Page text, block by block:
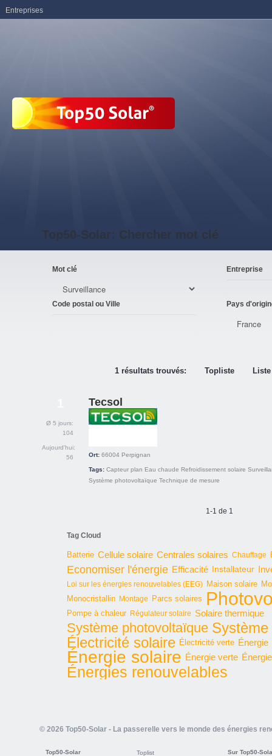
Top50-Solar: Chercher mot clé
Mot clé Entreprise
Code postal ou Ville Pays
1 résultats trouvés: Topliste
Ø 5 jours:
104
Aujourd'hui:
56
Tecsol
Ort: 66004 Perpignan
Tags: Capteur plan Eau chaude Refroidissement solaire
Système photovoltaïque Technique de mesure
1-1 de 1
Tag Cloud
Batterie Cellule solaire Centrales solaires Chauffage
Economiser l'énergie Efficacité Installateur
Loi sur les énergies renouvelables (EEG) Maison solaire
Monocristallin Montage Parcs solaires
Pompe à chaleur Régulateur solaire Solaire thermique
Système photovoltaïque
Électricité solaire Électricité verte Énergie
Énergie solaire Énergie verte
Énergies renouvelables
© 2026 Top50-Solar - La passerelle vers le monde des énergies
Top50-Solar
Toplist
Sur Top50-
Entreprises